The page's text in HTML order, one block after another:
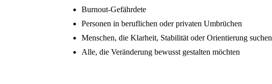
Burnout-Gefährdete
Personen in beruflichen oder privaten Umbrüchen
Menschen, die Klarheit, Stabilität oder Orientierung suchen
Alle, die Veränderung bewusst gestalten möchten